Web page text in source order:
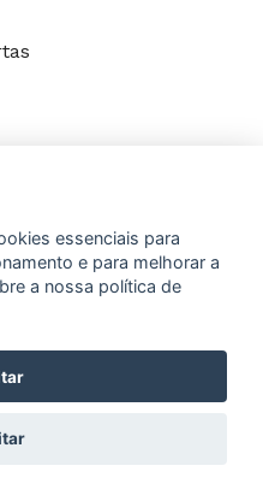
essenciais para
e para melhorar a
a nossa política de